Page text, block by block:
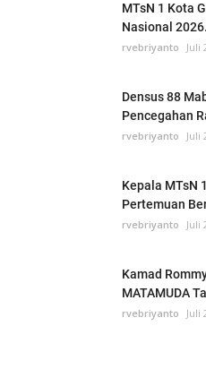
MTsN 1 Kota
Nasional
rvebriyanto Juli
Densus 88
Pencegahan
rvebriyanto Juli
Kepala MTsN
Pertemuan
rvebriyanto Juli
Kamad
MATAMUDA
rvebriyanto Juli